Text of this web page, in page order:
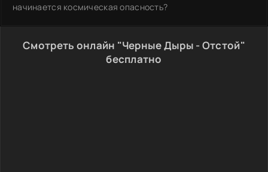
начинается космическая опасность?
Смотреть онлайн "Черные Дыры - Отстой"
бесплатно